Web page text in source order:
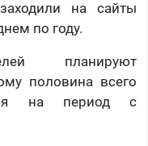
на сайты
по году.
планируют
половина всего
на период с